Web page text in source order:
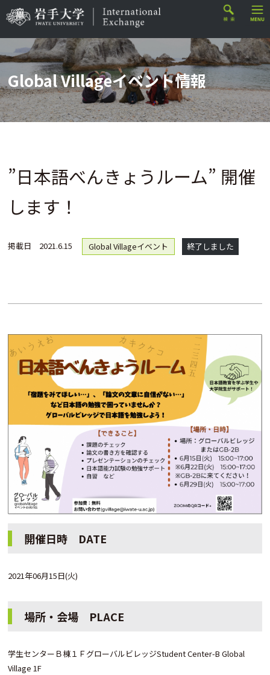
Global Villageイベント情報
”日本語べんきょうルーム” 開催
します！
掲載日 2021.6.15 Global Villageイベント 終了しました
開催日時 DATE
2021年06月15日(火)
場所・会場 PLACE
学生センターＢ棟１ＦグローバルビレッジStudent Center-B Global
Village 1F